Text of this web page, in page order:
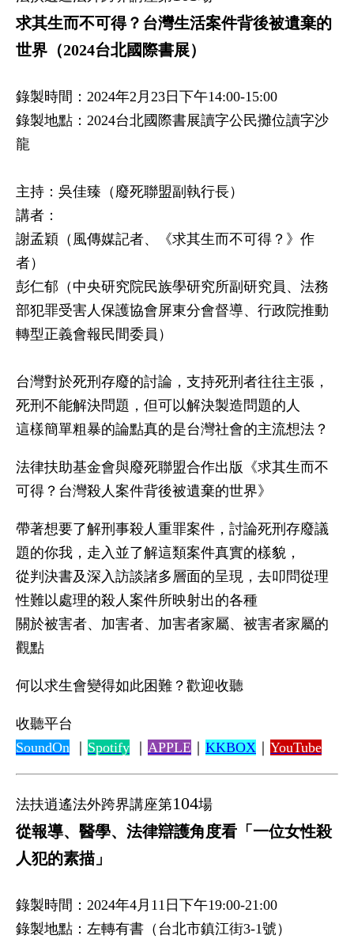
求其生而不可得？台灣生活案件背後被遺棄的
世界（2024台北國際書展）
錄製時間：2024年2月23日下午14:00-15:00
錄製地點：2024台北國際書展讀字公民攤位讀字沙
龍
主持：吳佳臻（廢死聯盟副執行長）
講者：
謝孟穎（風傳媒記者、《求其生而不可得？》作
者）
彭仁郁（中央研究院民族學研究所副研究員、法務
部犯罪受害人保護協會屏東分會督導、行政院推動
轉型正義會報民間委員）
台灣對於死刑存廢的討論，支持死刑者往往主張，
死刑不能解決問題，但可以解決製造問題的人
這樣簡單粗暴的論點真的是台灣社會的主流想法？
法律扶助基金會與廢死聯盟合作出版《求其生而不
可得？台灣殺人案件背後被遺棄的世界》
帶著想要了解刑事殺人重罪案件，討論死刑存廢議
題的你我，走入並了解這類案件真實的樣貌，
從判決書及深入訪談諸多層面的呈現，去叩問從理
性難以處理的殺人案件所映射出的各種
關於被害者、加害者、加害者家屬、被害者家屬的
觀點
何以求生會變得如此困難？歡迎收聽
收聽平台
SoundOn ｜ Spotify ｜ APPLE ｜ KKBOX ｜ YouTube
法扶逍遙法外跨界講座第104場
從報導、醫學、法律辯護角度看「一位女性殺
人犯的素描」
錄製時間：2024年4月11日下午19:00-21:00
錄製地點：左轉有書（台北市鎮江街3-1號）